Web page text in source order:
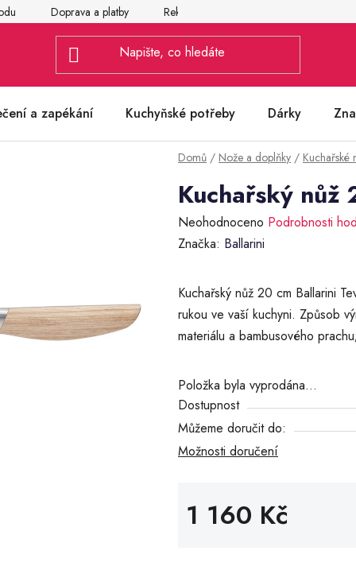
Doprava a platby Reklamace
a zapékání Kuchyňské potřeby Dárky
Domů / Nože a doplňky / Kuchařské
Kuchařský nůž
Průměrné
hodnocení
je
0,0
Neohodnoceno Podrobnosti
Značka: Ballarini
Kuchařský nůž 20 cm Ballarini
rukou ve vaší kuchyni. Způsob
materiálu a bambusového
Položka byla vyprodána…
Dostupnost
Můžeme doručit do:
Možnosti doručení
1 160 Kč